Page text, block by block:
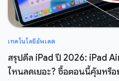
เทคโนโลยีอัพเดต
สรุปดีล iPad ปี 2026: iPad
ไหนลดเยอะ? ซื้อตอนนี้คุ้มหรือ